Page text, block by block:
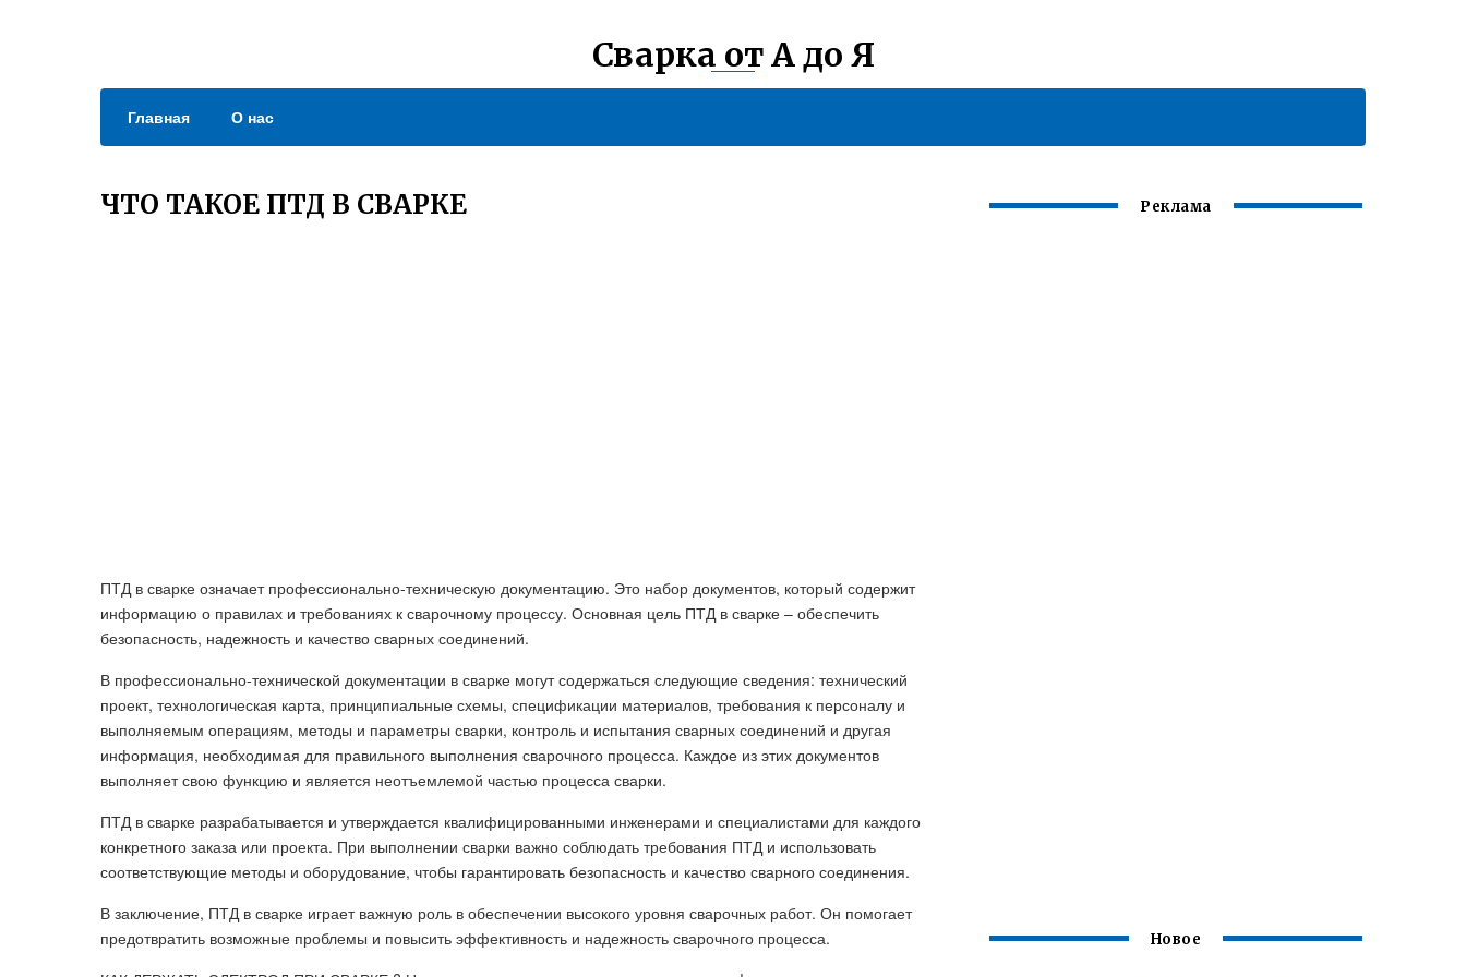
Сварка от А до Я
Главная О нас
ЧТО ТАКОЕ ПТД В СВАРКЕ
ПТД в сварке означает профессионально-техническую документацию. Это набор документов, который содержит
информацию о правилах и требованиях к сварочному процессу. Основная цель ПТД в сварке – обеспечить
безопасность, надежность и качество сварных соединений.
В профессионально-технической документации в сварке могут содержаться следующие сведения: технический
проект, технологическая карта, принципиальные схемы, спецификации материалов, требования к персоналу и
выполняемым операциям, методы и параметры сварки, контроль и испытания сварных соединений и другая
информация, необходимая для правильного выполнения сварочного процесса. Каждое из этих документов
выполняет свою функцию и является неотъемлемой частью процесса сварки.
ПТД в сварке разрабатывается и утверждается квалифицированными инженерами и специалистами для каждого
конкретного заказа или проекта. При выполнении сварки важно соблюдать требования ПТД и использовать
соответствующие методы и оборудование, чтобы гарантировать безопасность и качество сварного соединения.
В заключение, ПТД в сварке играет важную роль в обеспечении высокого уровня сварочных работ. Он помогает
предотвратить возможные проблемы и повысить эффективность и надежность сварочного процесса.
Реклама
Новое